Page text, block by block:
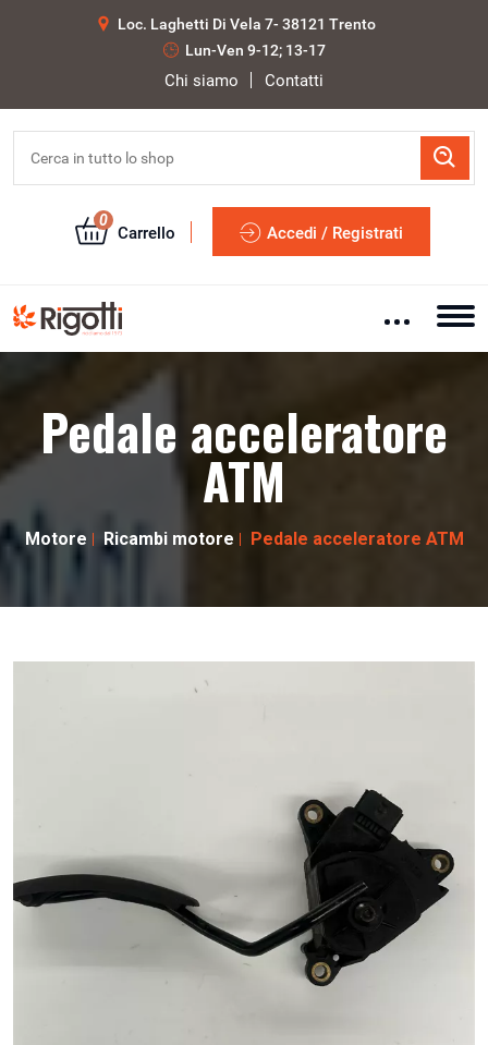
Loc. Laghetti Di Vela 7- 38121 Trento
Lun-Ven 9-12; 13-17
Chi siamo Contatti
0
Carrello Accedi / Registrati
Pedale acceleratore
ATM
Motore Ricambi motore Pedale acceleratore ATM